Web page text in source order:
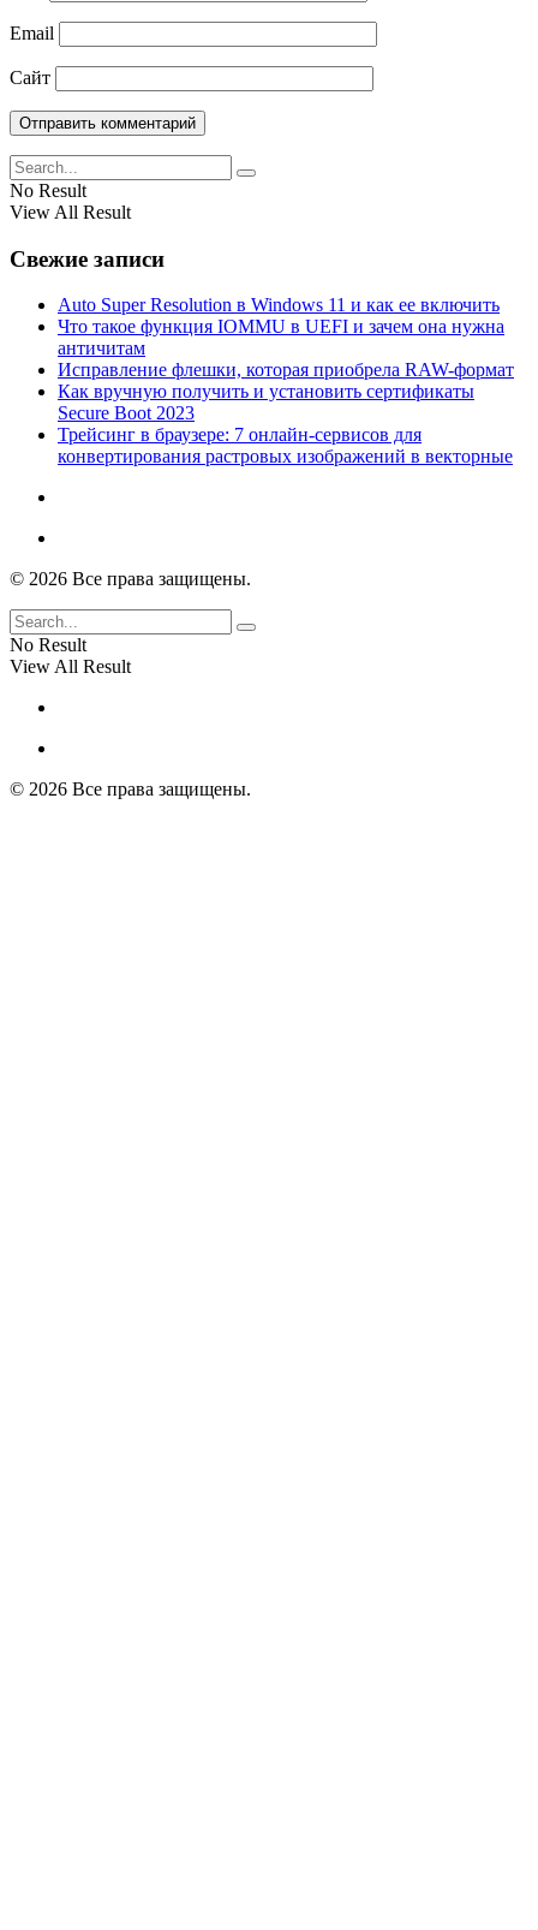
Email
Сайт
No Result
View All Result
Свежие записи
Auto Super Resolution в Windows 11 и как ее включить
Что такое функция IOMMU в UEFI и зачем она нужна
античитам
Исправление флешки, которая приобрела RAW-формат
Как вручную получить и установить сертификаты
Secure Boot 2023
Трейсинг в браузере: 7 онлайн-сервисов для
конвертирования растровых изображений в векторные
© 2026 Все права защищены.
No Result
View All Result
© 2026 Все права защищены.